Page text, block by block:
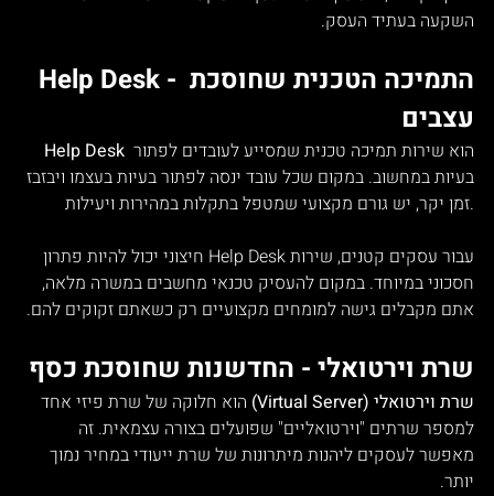
השקעה בעתיד העסק.
Help Desk - התמיכה הטכנית שחוסכת
עצבים
Help Desk
בעיות במחשוב. במקום שכל עובד ינסה לפתור בעיות בעצמו ויבזבז
זמן יקר, יש גורם מקצועי שמטפל בתקלות במהירות ויעילות.
עבור עסקים קטנים, שירות Help Desk חיצוני יכול להיות פתרון
חסכוני במיוחד. במקום להעסיק טכנאי מחשבים במשרה מלאה,
אתם מקבלים גישה למומחים מקצועיים רק כשאתם זקוקים להם.
שרת וירטואלי - החדשנות שחוסכת כסף
שרת וירטואלי (Virtual Server)
הוא חלוקה של שרת פיזי אחד
למספר שרתים "וירטואליים" שפועלים בצורה עצמאית. זה
מאפשר לעסקים ליהנות מיתרונות של שרת ייעודי במחיר נמוך
יותר.